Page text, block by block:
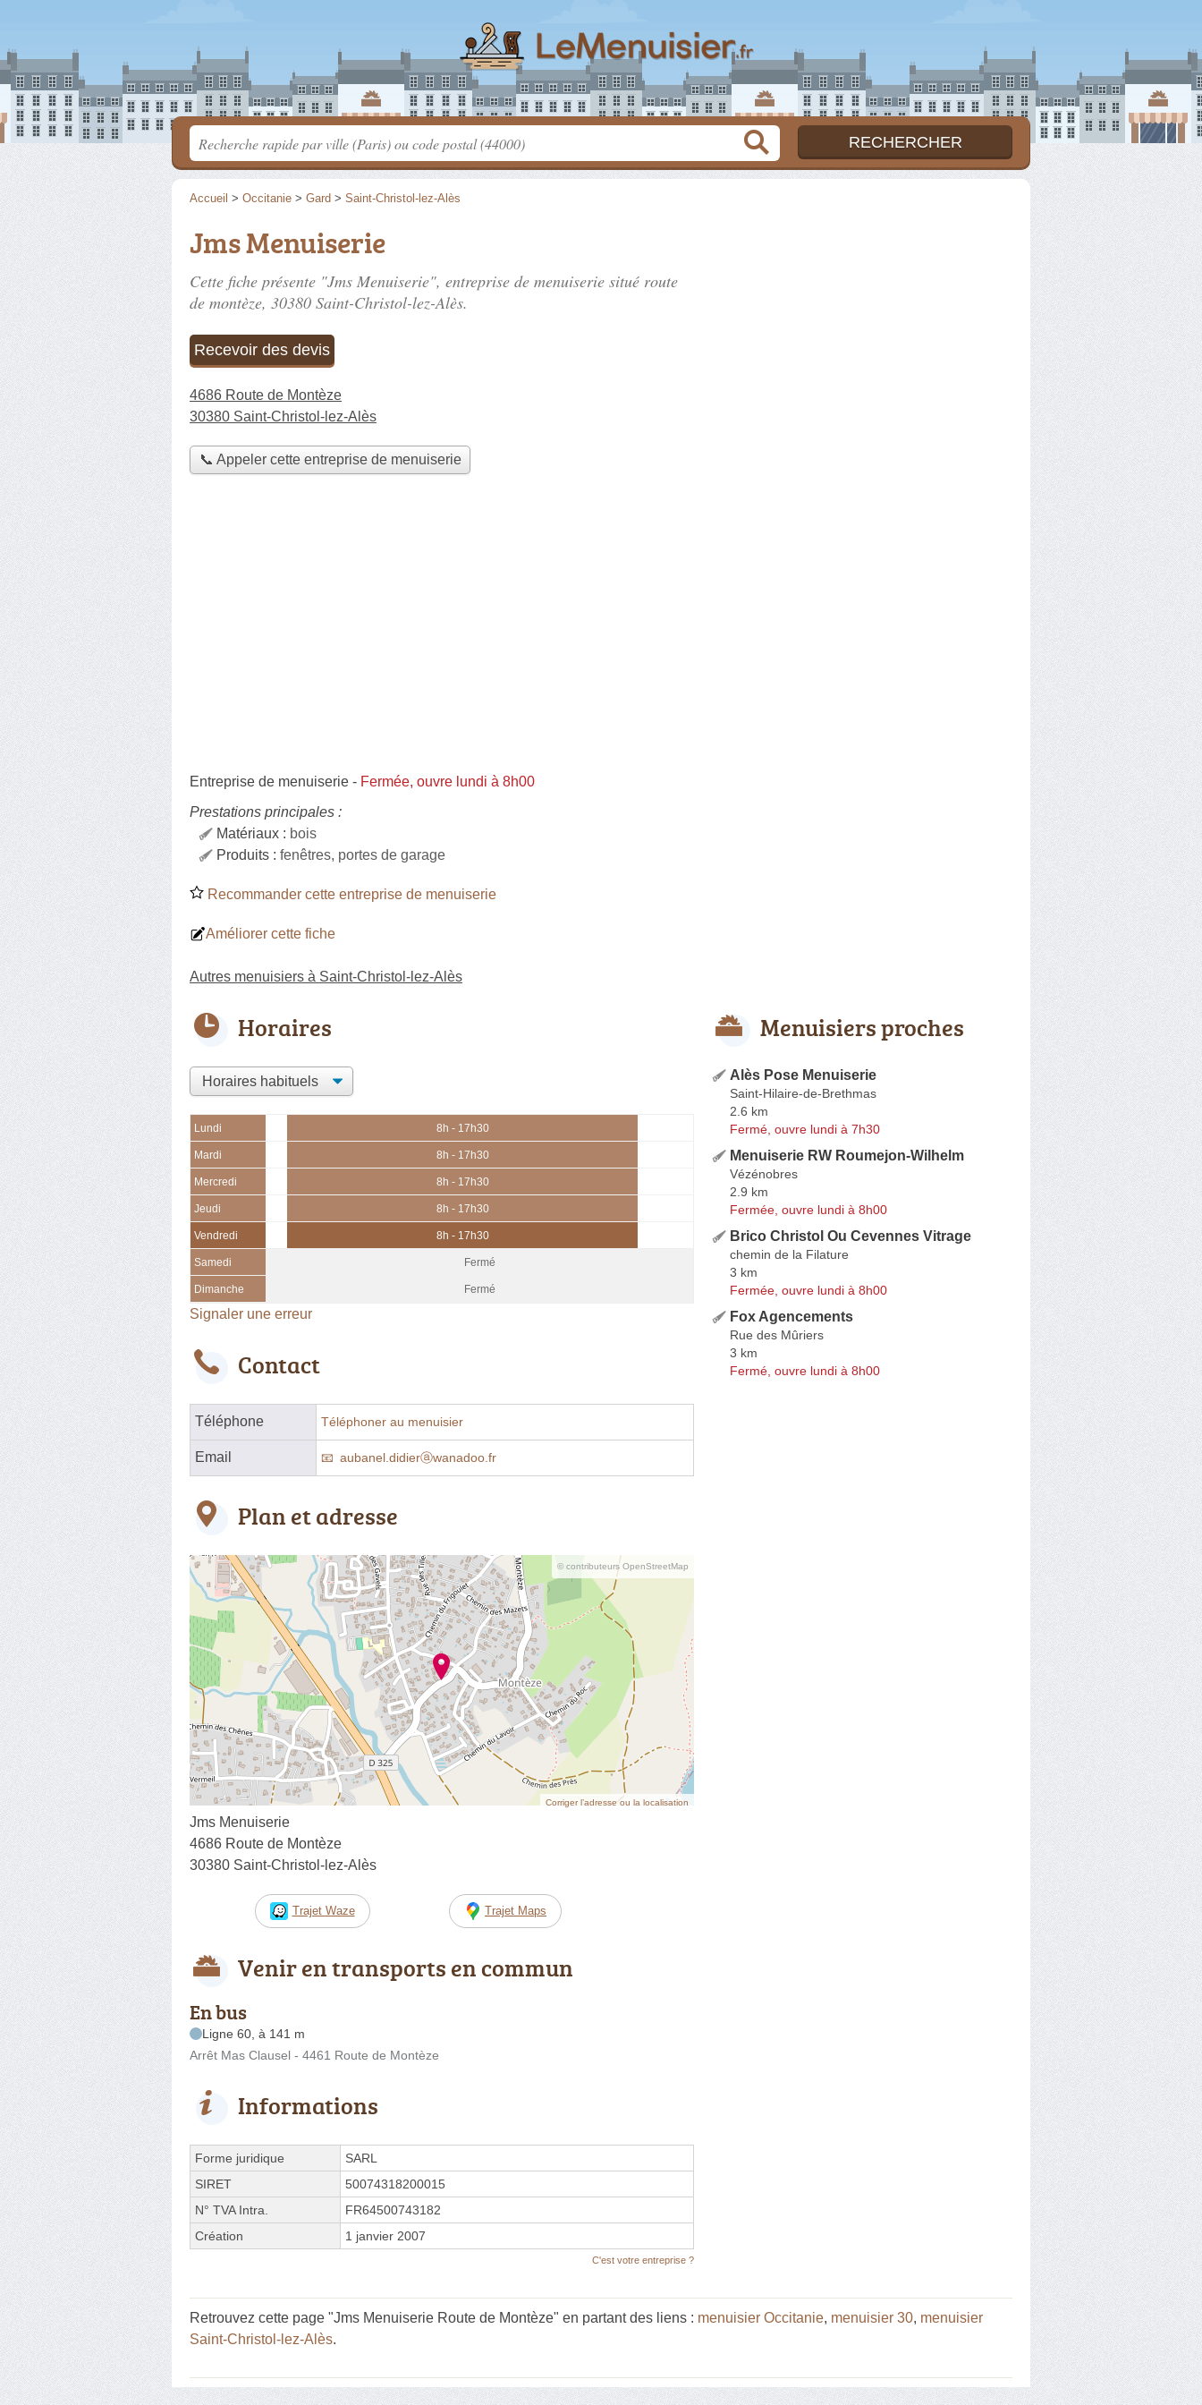
Accueil > Occitanie > Gard > Saint-Christol-lez-Alès
Jms Menuiserie
Cette fiche présente "Jms Menuiserie", entreprise de menuiserie situé route
de montèze, 30380 Saint-Christol-lez-Alès.
Recevoir des devis
4686 Route de Montèze
30380 Saint-Christol-lez-Alès
📞 Appeler cette entreprise de menuiserie
Entreprise de menuiserie - Fermée, ouvre lundi à 8h00
Prestations principales :
Matériaux : bois
Produits : fenêtres, portes de garage
Recommander cette entreprise de menuiserie
Améliorer cette fiche
Autres menuisiers à Saint-Christol-lez-Alès
Horaires
Lundi 8h - 17h30
Mardi 8h - 17h30
Mercredi 8h - 17h30
Jeudi 8h - 17h30
Vendredi 8h - 17h30
Samedi Fermé
Dimanche Fermé
Signaler une erreur
Contact
Téléphone Téléphoner au menuisier
Email aubanel.didierⓐwanadoo.fr
Plan et adresse
© contributeurs OpenStreetMap
Corriger l’adresse ou la localisation
Jms Menuiserie
4686 Route de Montèze
30380 Saint-Christol-lez-Alès
Trajet Waze Trajet Maps
Venir en transports en commun
En bus
Ligne 60, à 141 m
Arrêt Mas Clausel - 4461 Route de Montèze
Informations
Forme juridique
SARL
SIRET
50074318200015
N° TVA Intra.
FR64500743182
Création
1 janvier 2007
C'est votre entreprise ?
Menuisiers proches
Alès Pose Menuiserie
Saint-Hilaire-de-Brethmas
2.6 km
Fermé, ouvre lundi à 7h30
Menuiserie RW Roumejon-Wilhelm
Vézénobres
2.9 km
Fermée, ouvre lundi à 8h00
Brico Christol Ou Cevennes Vitrage
chemin de la Filature
3 km
Fermée, ouvre lundi à 8h00
Fox Agencements
Rue des Mûriers
3 km
Fermé, ouvre lundi à 8h00
Retrouvez cette page "Jms Menuiserie Route de Montèze" en partant des liens : menuisier Occitanie, menuisier 30, menuisier
Saint-Christol-lez-Alès.